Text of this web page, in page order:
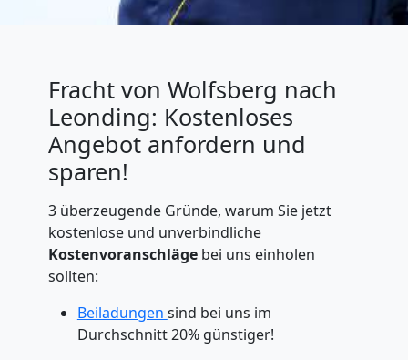
Fracht von Wolfsberg nach
Leonding: Kostenloses
Angebot anfordern und
sparen!
3 überzeugende Gründe, warum Sie jetzt
kostenlose und unverbindliche
Kostenvoranschlägebei uns einholen
sollten:
Beiladungen sind bei uns im
Durchschnitt 20% günstiger!